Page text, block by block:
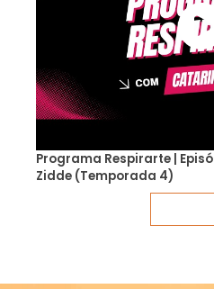
Programa Respirarte |
Zidde (Temporada 4)